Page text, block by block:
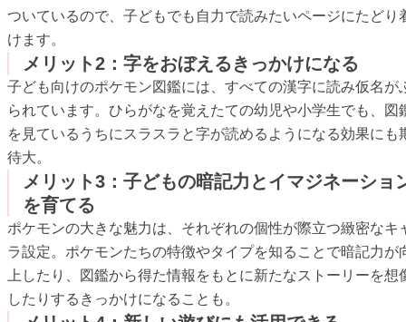
ついているので、子どもでも自力で読みたいページにたどり
けます。
メリット2：字をおぼえるきっかけになる
子ども向けのポケモン図鑑には、すべての漢字に読み仮名が
られています。ひらがなを覚えたての幼児や小学生でも、図
を見ているうちにスラスラと字が読めるようになる効果にも
待大。
メリット3：子どもの暗記力とイマジネーショ
を育てる
ポケモンの大きな魅力は、それぞれの個性が際立つ緻密なキ
ラ設定。ポケモンたちの特徴やタイプを知ることで暗記力が
上したり、図鑑から得た情報をもとに新たなストーリーを想
したりするきっかけになることも。